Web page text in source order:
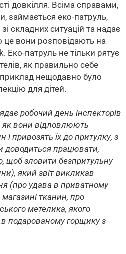
довкілля. Всіма справами,
займається еко-патруль,
складних ситуацій та надає
це вони розповідають на
Еко-патруль не тільки рятує
як правильно себе
нещодавно було
для дітей.
робочий день інспекторів
як вони відловлюють
і привозять їх до притулку, з
доводиться працювати,
щоб зловити безпритульну
який звіт викликав
(про удава в приватному
тканин, про
метелика, якого
подарованому горщику з